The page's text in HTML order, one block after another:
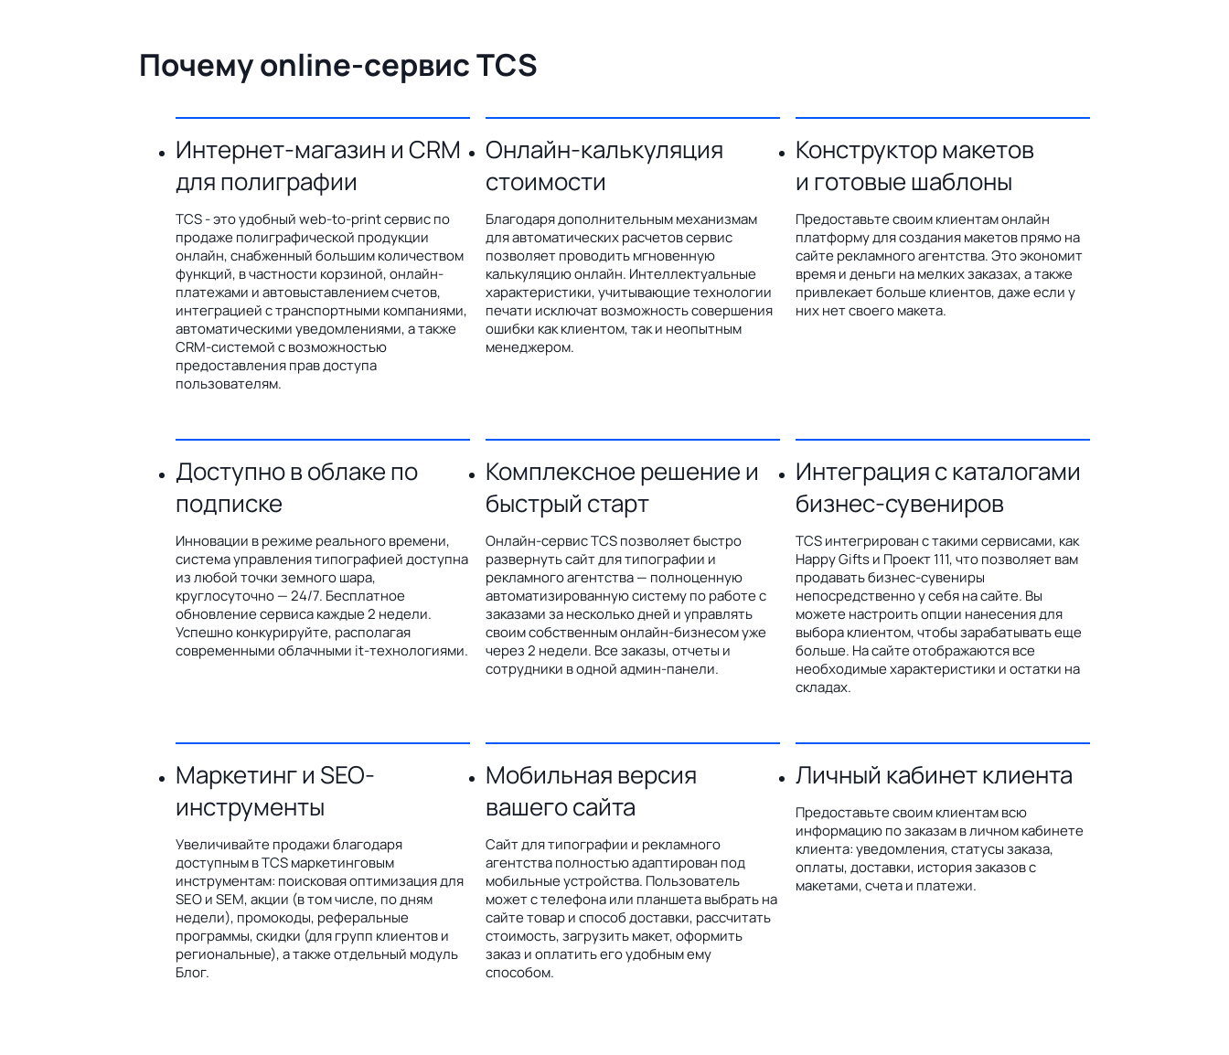
Почему online-сервис TCS
Интернет-магазин и CRM
для полиграфии
TCS - это удобный web-to-print сервис по
продаже полиграфической продукции
онлайн, снабженный большим количеством
функций, в частности корзиной, онлайн-
платежами и автовыставлением счетов,
интеграцией с транспортными компаниями,
автоматическими уведомлениями, а также
CRM-системой с возможностью
предоставления прав доступа
пользователям.
Онлайн-калькуляция
стоимости
Благодаря дополнительным механизмам
для автоматических расчетов сервис
позволяет проводить мгновенную
калькуляцию онлайн. Интеллектуальные
характеристики, учитывающие технологии
печати исключат возможность совершения
ошибки как клиентом, так и неопытным
менеджером.
Конструктор макетов
и готовые шаблоны
Предоставьте своим клиентам онлайн
платформу для создания макетов прямо на
сайте рекламного агентства. Это экономит
время и деньги на мелких заказах, а также
привлекает больше клиентов, даже если у
них нет своего макета.
Доступно в облаке по
подписке
Инновации в режиме реального времени,
система управления типографией доступна
из любой точки земного шара,
круглосуточно — 24/7. Бесплатное
обновление сервиса каждые 2 недели.
Успешно конкурируйте, располагая
современными облачными it-технологиями.
Комплексное решение и
быстрый старт
Онлайн-сервис TCS позволяет быстро
развернуть сайт для типографии и
рекламного агентства — полноценную
автоматизированную систему по работе с
заказами за несколько дней и управлять
своим собственным онлайн-бизнесом уже
через 2 недели. Все заказы, отчеты и
сотрудники в одной админ-панели.
Интеграция с каталогами
бизнес-сувениров
TCS интегрирован с такими сервисами, как
Happy Gifts и Проект 111, что позволяет вам
продавать бизнес-сувениры
непосредственно у себя на сайте. Вы
можете настроить опции нанесения для
выбора клиентом, чтобы зарабатывать еще
больше. На сайте отображаются все
необходимые характеристики и остатки на
складах.
Маркетинг и SEO-
инструменты
Увеличивайте продажи благодаря
доступным в TCS маркетинговым
инструментам: поисковая оптимизация для
SEO и SEM, акции (в том числе, по дням
недели), промокоды, реферальные
программы, скидки (для групп клиентов и
региональные), а также отдельный модуль
Блог.
Мобильная версия
вашего сайта
Сайт для типографии и рекламного
агентства полностью адаптирован под
мобильные устройства. Пользователь
может с телефона или планшета выбрать на
сайте товар и способ доставки, рассчитать
стоимость, загрузить макет, оформить
заказ и оплатить его удобным ему
способом.
Личный кабинет клиента
Предоставьте своим клиентам всю
информацию по заказам в личном кабинете
клиента: уведомления, статусы заказа,
оплаты, доставки, история заказов с
макетами, счета и платежи.